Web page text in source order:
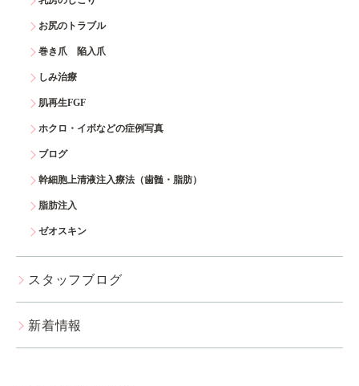
お尻のトラブル
巻き爪 陥入爪
しみ治療
肌再生FGF
ホクロ・イボなどの症例写真
ブログ
幹細胞上清液注入療法（歯髄・脂肪）
脂肪注入
ゼオスキン
スタッフブログ
新着情報